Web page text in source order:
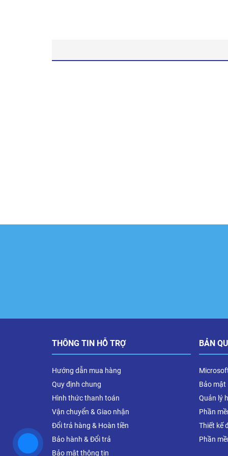
THÔNG TIN HỖ TRỢ
Hướng dẫn mua hàng
Quy định chung
Hình thức thanh toán
Vận chuyển & Giao nhận
Đổi trả hàng & Hoàn tiền
Bảo hành & Đổi trả
Bảo mật thông tin
BẢN
Bảo mật
Quản lý
Phần
Thiết kế
Phần